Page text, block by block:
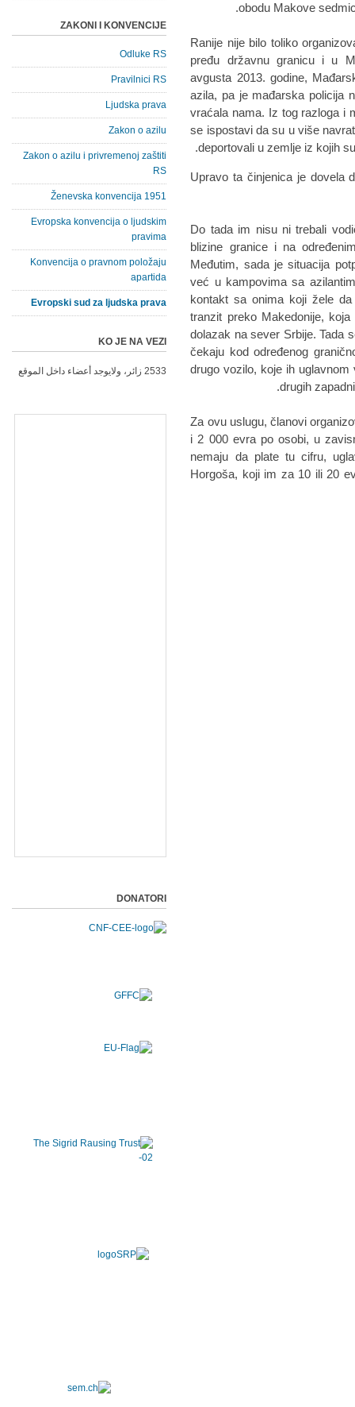
obodu Makove
"Ranije nije bilo toliko
pređu državnu granicu i u
avgusta 2013. godine,
azila, pa je mađarska policija
vraćala nama. Iz tog razloga i
se ispostavi da su u više
deportovali u zemlje iz kojih
Upravo ta činjenica je dovela
" Do tada im nisu ni trebali
blizine granice i na
Međutim, sada je situacija
već u kampovima sa
kontakt sa onima koji žele
tranzit preko Makedonije,
dolazak na sever Srbije. Tada
čekaju kod određenog
drugo vozilo, koje ih
drugih
Za ovu uslugu, članovi
i 2 000 evra po osobi, u
nemaju da plate tu cifru,
Horgoša, koji im za 10 ili 20
ZAKONI I KONVENCIJE
Odluke RS
Pravilnici RS
Ljudska prava
Zakon o azilu
Zakon o azilu i privremenoj zaštiti
RS
Ženevska konvencija 1951
Evropska konvencija o ljudskim
pravima
Konvencija o pravnom položaju
apartida
Evropski sud za ljudska prava
KO JE NA VEZI
2533 زائر، ولايوجد أعضاء داخل الموقع
DONATORI